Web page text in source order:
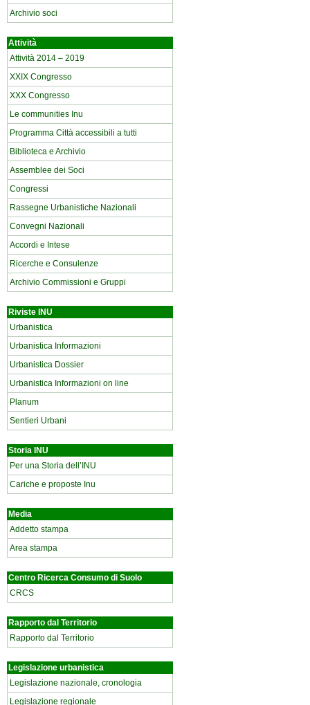
Archivio soci
Attività
Attività 2014 – 2019
XXIX Congresso
XXX Congresso
Le communities Inu
Programma Città accessibili a tutti
Biblioteca e Archivio
Assemblee dei Soci
Congressi
Rassegne Urbanistiche Nazionali
Convegni Nazionali
Accordi e Intese
Ricerche e Consulenze
Archivio Commissioni e Gruppi
Riviste INU
Urbanistica
Urbanistica Informazioni
Urbanistica Dossier
Urbanistica Informazioni on line
Planum
Sentieri Urbani
Storia INU
Per una Storia dell’INU
Cariche e proposte Inu
Media
Addetto stampa
Area stampa
Centro Ricerca Consumo di Suolo
CRCS
Rapporto dal Territorio
Rapporto dal Territorio
Legislazione urbanistica
Legislazione nazionale, cronologia
Legislazione regionale